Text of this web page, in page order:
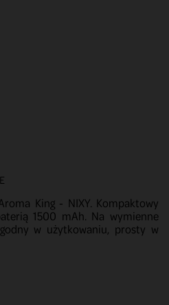
King - NIXY. Kompaktowy
1500 mAh. Na wymienne
w użytkowaniu, prosty w